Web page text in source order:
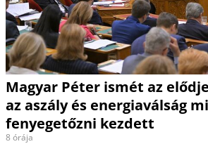
Magyar Péter ismét az
az aszály és energiaválság
fenyegetőzni kezdett
8 órája